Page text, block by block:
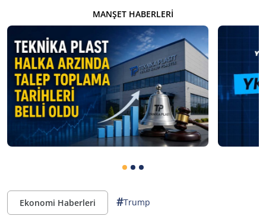
MANŞET HABERLERI
Ekonomi Haberleri #Trump